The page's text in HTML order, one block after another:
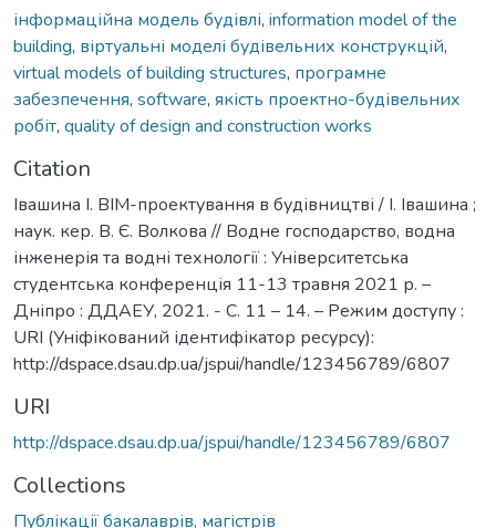
інформаційна модель будівлі, information model of the
building, віртуальні моделі будівельних конструкцій,
virtual models of building structures, програмне
забезпечення, software, якість проектно-будівельних
робіт, quality of design and construction works
Citation
Івашина І. BIM-проектування в будівництві / І. Івашина ;
наук. кер. В. Є. Волкова // Водне господарство, водна
інженерія та водні технології : Університетська
студентська конференція 11-13 травня 2021 р. –
Дніпро : ДДАЕУ, 2021. - С. 11 – 14. – Режим доступу :
URI (Уніфікований ідентифікатор ресурсу):
http://dspace.dsau.dp.ua/jspui/handle/123456789/6807
URI
http://dspace.dsau.dp.ua/jspui/handle/123456789/6807
Collections
Публікації бакалаврів, магістрів